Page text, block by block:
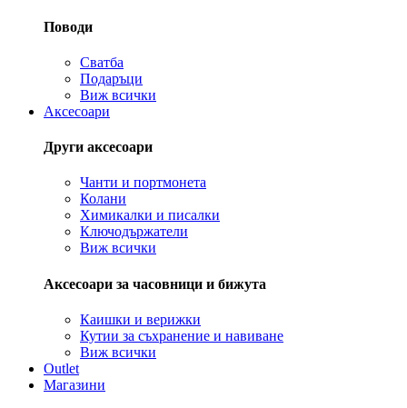
Поводи
Сватба
Подаръци
Виж всички
Аксесоари
Други аксесоари
Чанти и портмонета
Колани
Химикалки и писалки
Ключодържатели
Виж всички
Аксесоари за часовници и бижута
Каишки и верижки
Кутии за съхранение и навиване
Виж всички
Outlet
Магазини